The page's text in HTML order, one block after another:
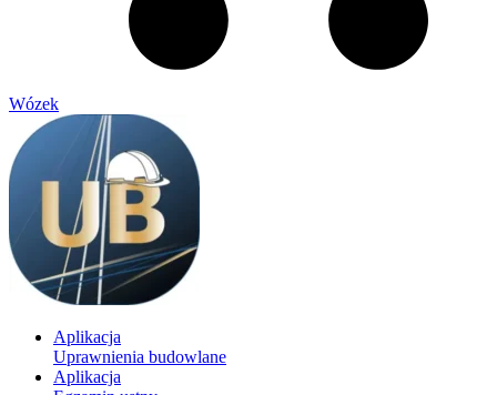
Wózek
Aplikacja
Uprawnienia budowlane
Aplikacja